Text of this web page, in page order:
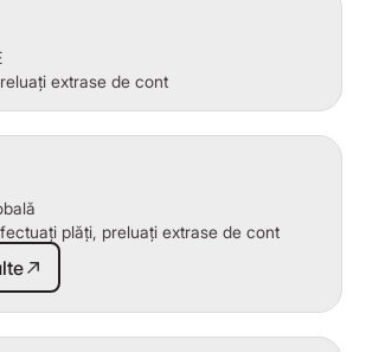
extrase de cont
plăți, preluați extrase de cont
multe